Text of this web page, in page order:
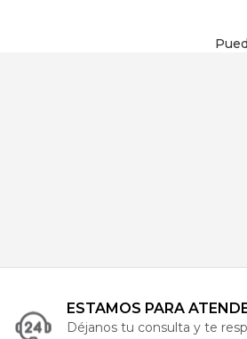
ESTAMOS PARA
Déjanos tu consulta y te